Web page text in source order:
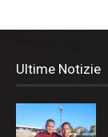
Ultime Notizie